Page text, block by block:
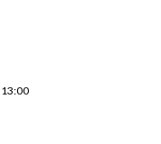
13:00